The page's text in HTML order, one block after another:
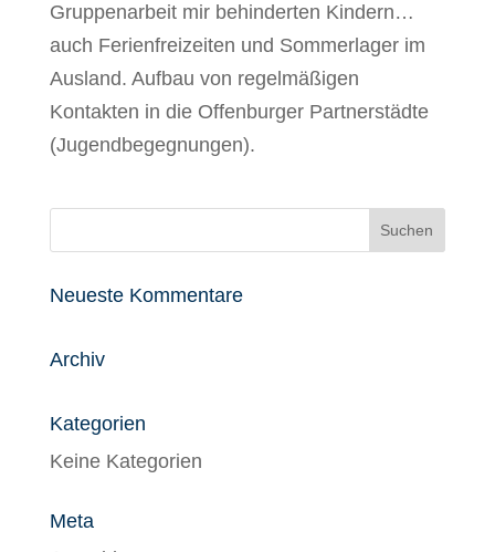
Gruppenarbeit mir behinderten Kindern…
auch Ferienfreizeiten und Sommerlager im
Ausland. Aufbau von regelmäßigen
Kontakten in die Offenburger Partnerstädte
(Jugendbegegnungen).
Neueste Kommentare
Archiv
Kategorien
Keine Kategorien
Meta